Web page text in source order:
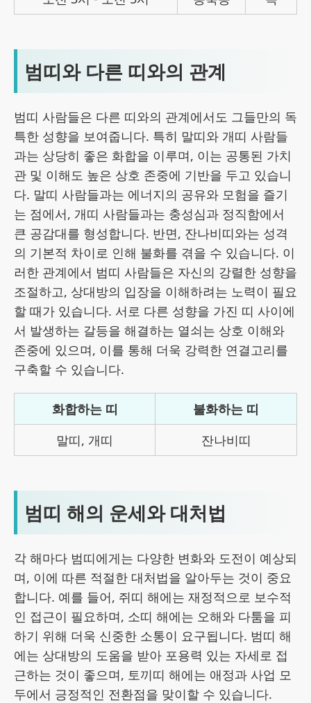
범띠와 다른 띠와의 관계
범띠 사람들은 다른 띠와의 관계에서도 그들만의 독
특한 성향을 보여줍니다. 특히 말띠와 개띠 사람들
과는 상당히 좋은 화합을 이루며, 이는 공통된 가치
관 및 이해도 높은 상호 존중에 기반을 두고 있습니
다. 말띠 사람들과는 에너지의 공유와 모험을 즐기
는 점에서, 개띠 사람들과는 충성심과 정직함에서
큰 공감대를 형성합니다. 반면, 잔나비띠와는 성격
의 기본적 차이로 인해 불화를 겪을 수 있습니다. 이
러한 관계에서 범띠 사람들은 자신의 강렬한 성향을
조절하고, 상대방의 입장을 이해하려는 노력이 필요
할 때가 있습니다. 서로 다른 성향을 가진 띠 사이에
서 발생하는 갈등을 해결하는 열쇠는 상호 이해와
존중에 있으며, 이를 통해 더욱 강력한 연결고리를
구축할 수 있습니다.
화합하는 띠
불화하는 띠
말띠, 개띠
잔나비띠
범띠 해의 운세와 대처법
각 해마다 범띠에게는 다양한 변화와 도전이 예상되
며, 이에 따른 적절한 대처법을 알아두는 것이 중요
합니다. 예를 들어, 쥐띠 해에는 재정적으로 보수적
인 접근이 필요하며, 소띠 해에는 오해와 다툼을 피
하기 위해 더욱 신중한 소통이 요구됩니다. 범띠 해
에는 상대방의 도움을 받아 포용력 있는 자세로 접
근하는 것이 좋으며, 토끼띠 해에는 애정과 사업 모
두에서 긍정적인 전환점을 맞이할 수 있습니다.